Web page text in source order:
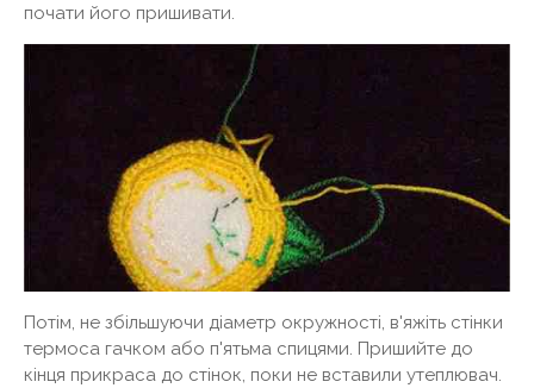
почати його пришивати.
Потім, не збільшуючи діаметр окружності, в'яжіть стінки
термоса гачком або п'ятьма спицями. Пришийте до
кінця прикраса до стінок, поки не вставили утеплювач.